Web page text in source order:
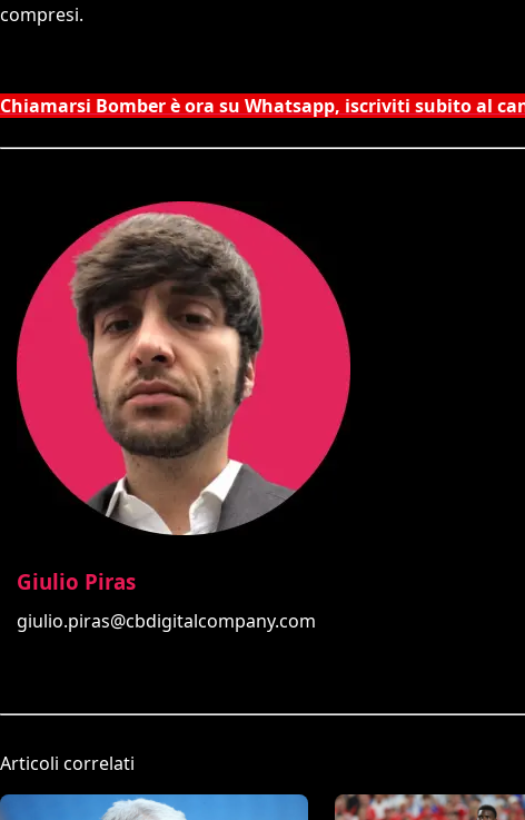
compresi.
Chiamarsi Bomber è ora su Whatsapp, iscriviti subito al
Giulio Piras
giulio.piras@cbdigitalcompany.com
Articoli correlati